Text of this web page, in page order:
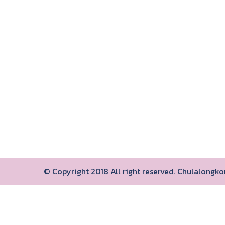
© Copyright 2018 All right reserved.